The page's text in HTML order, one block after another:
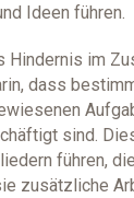
Ideen führen.
im
dass
sind.
führen,
zusätzliche